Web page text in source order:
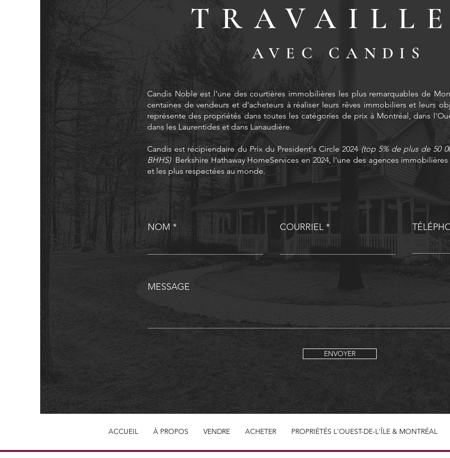
AVE C CANDIS
Candis Noble est l'une des courtières immobilières les plus remarquables de
centaines de vendeurs et d'acheteurs à réaliser leurs rêves immobiliers et leurs
représente des propriétés dans toutes les catégories de prix à Montréal, dans
dans les Laurentides et dans Lanaudière.
Candis est récipiendaire du Prix du President's Circle 2024 (top 5% de plus de 50
BHHS)Berkshire Hathaway HomeServices en 2024, l'une des agences
et les plus respectées au monde.
NOM COURRIEL
MESSAGE
ENVOYER
ACCUEIL À PROPOS VENDRE ACHETER PROPRIÉTÉS L'OUEST-DE-L'ÎLE & MONTRÉAL